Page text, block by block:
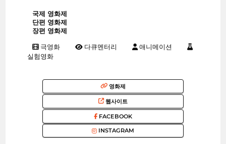
국제 영화제
단편 영화제
장편 영화제
극영화 다큐멘터리
애니메이션
실험영화
영화제
웹사이트
FACEBOOK
INSTAGRAM